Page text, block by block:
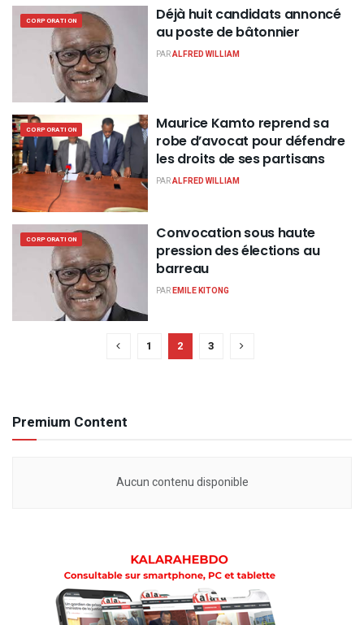
CORPORATION
Déjà huit candidats annoncé
au poste de bâtonnier
PARALFRED WILLIAM
CORPORATION
Maurice Kamto reprend sa
robe d’avocat pour défendre
les droits de ses partisans
PARALFRED WILLIAM
CORPORATION
Convocation sous haute
pression des élections au
barreau
PAREMILE KITONG
1 2 3
Premium Content
Aucun contenu disponible